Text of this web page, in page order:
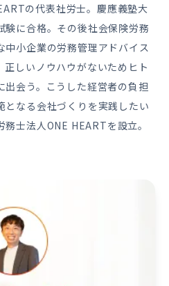
の代表社労士。慶應義塾大
に合格。その後社会保険労務
小企業の労務管理アドバイス
しいノウハウがないためヒト
会う。こうした経営者の負担
となる会社づくりを実践したい
士法人ONE HEARTを設立。